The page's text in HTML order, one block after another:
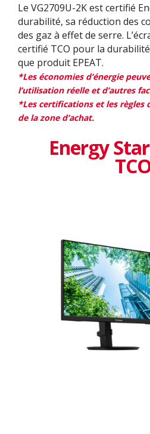
Le VG2709U-2K est certifié
durabilité, sa réduction des
des gaz à effet de serre.
certifié TCO pour la
que produit EPEAT.
*Les économies d’énergie
l’utilisation réelle et d’autres
*Les certifications et les règles
de la zone d’achat.​
Energy